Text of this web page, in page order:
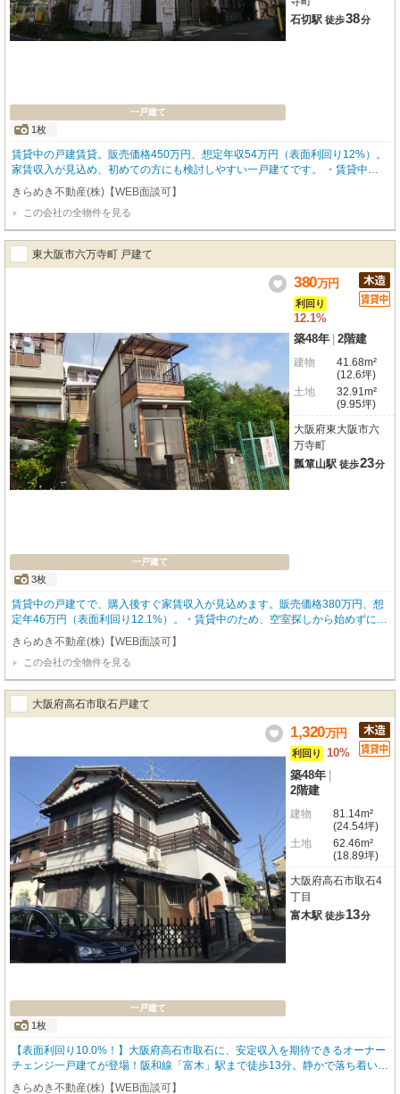
一戸建て
1枚
石切駅 徒歩38分
賃貸中の戸建賃貸。販売価格450万円、想定年収54万円（表面利回り12%）。
家賃収入が見込め、初めての方にも検討しやすい一戸建てです。 ・賃貸中の
ため、購入後すぐに家賃収入が見込めます ・販売価格450万円で、自己資金を
抑えて始めやすい価格帯です ・2021年全面リフォーム済・想定年間収入54万
円、表面利回り12%で収支の目安が立てやすいです ・戸建てなので、集合住
宅より生活音の心配が少なく、借り手に選ばれやすい傾向があります ・近鉄
難波・奈良線「石切」駅まで徒歩38分。落ち着いた住環境を好む方に合います
きらめき不動産(株)【WEB面談可】
この会社の全物件を見る
東大阪市六万寺町 戸建て
一戸建て
3枚
380万円
利回り
12.1%
築48年 2階建
建物
41.68m²
(12.6坪)
土地
32.91m²
(9.95坪)
大阪府東大阪市六
万寺町
瓢箪山駅 徒歩23分
賃貸中の戸建てで、購入後すぐ家賃収入が見込めます。販売価格380万円、想
定年46万円（表面利回り12.1%）。・賃貸中のため、空室探しから始めずに運
用を始めやすいです ・販売価格380万円で、少ない自己資金から検討しやすい
です ・想定年間収入46万円で、収入の目安が立てやすいです ・表面利回り12.
1%（想定）で、家賃収入重視の方に向きます ・近鉄難波・奈良線「瓢箪山」
駅まで徒歩23分、戸建てならではの住み心地を好む入居者に選ばれやすいです
きらめき不動産(株)【WEB面談可】
この会社の全物件を見る
大阪府高石市取石戸建て
一戸建て
1枚
1,320万円
利回り
10%
築48年
2階建
建物
81.14m²
(24.54坪)
土地
62.46m²
(18.89坪)
大阪府高石市取石4
丁目
富木駅 徒歩13分
【表面利回り10.0%！】大阪府高石市取石に、安定収入を期待できるオーナー
チェンジ一戸建てが登場！阪和線「富木」駅まで徒歩13分。静かで落ち着いた
住環境が魅力のエリアに位置します。ご購入後すぐに家賃収入が見込める賃貸
きらめき不動産(株)【WEB面談可】